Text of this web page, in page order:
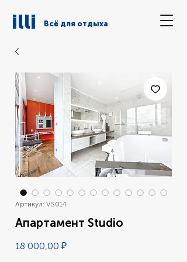
Всё для отдыха
illi
Артикул: VS014
Апартамент Studio
18 000,00 ₽Цена